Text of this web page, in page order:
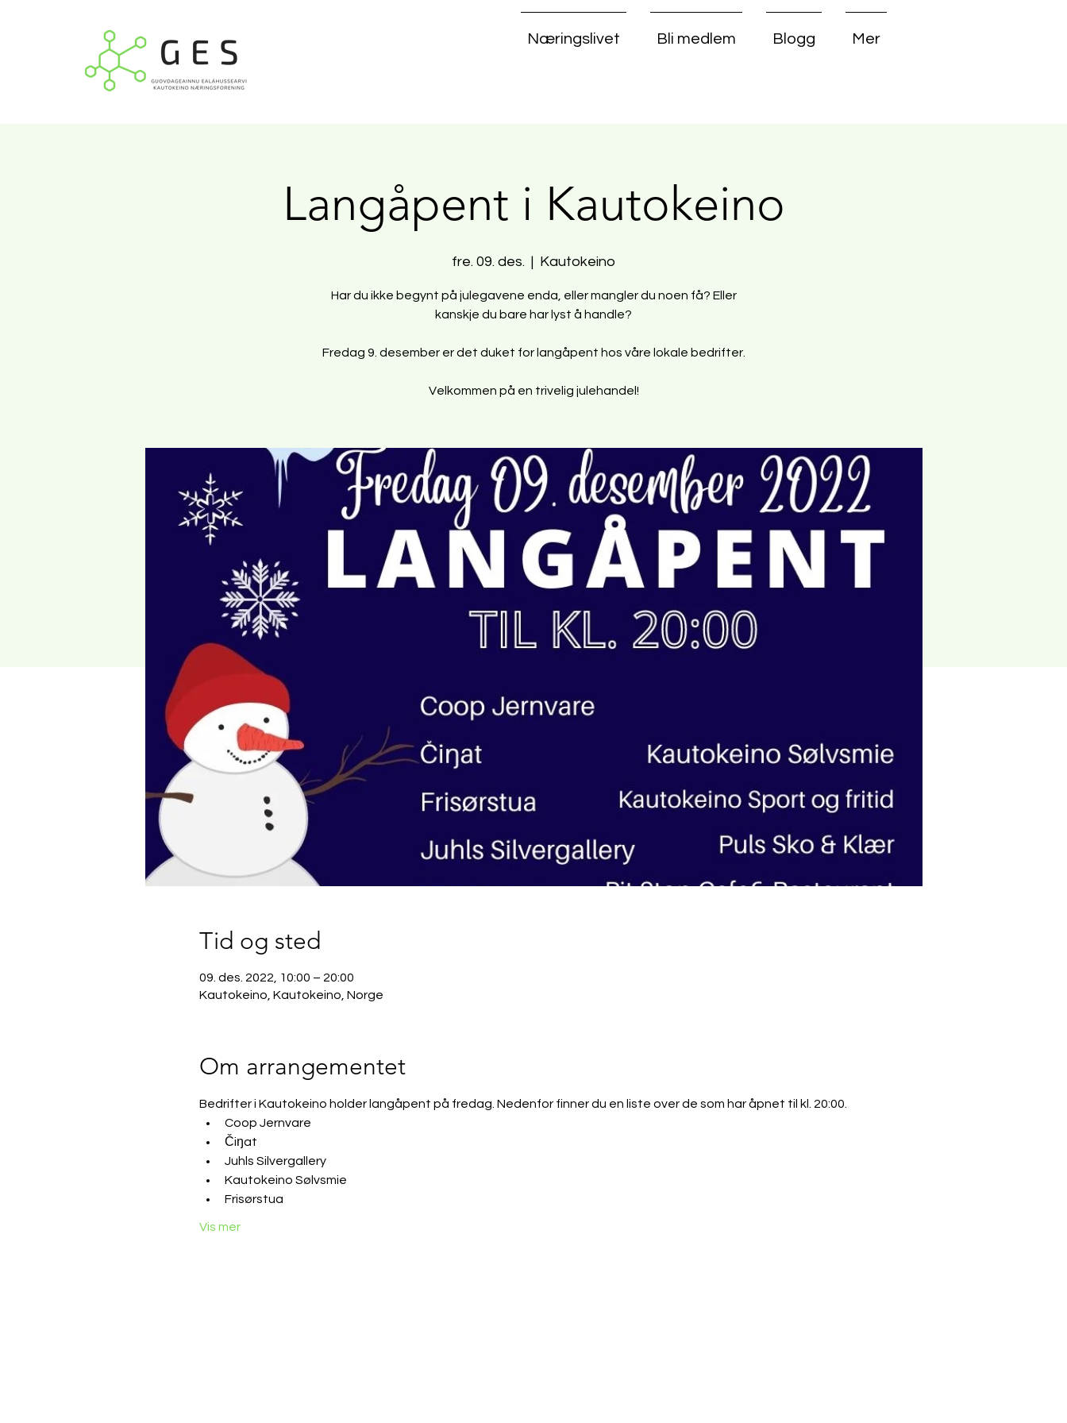
Næringslivet Bli medlem Blogg Mer
Langåpent i Kautokeino
fre. 09. des.
  |
Kautokeino
Har du ikke begynt på julegavene enda, eller mangler du noen få? Eller
kanskje du bare har lyst å handle?
Fredag 9. desember er det duket for langåpent hos våre lokale bedrifter.
Velkommen på en trivelig julehandel!
Tid og sted
09. des. 2022, 10:00 – 20:00
Kautokeino, Kautokeino, Norge
Om arrangementet
Bedrifter i Kautokeino holder langåpent på fredag. Nedenfor finner du en liste over de som har åpnet til kl. 20:00.
Coop Jernvare
Čiŋat
Juhls Silvergallery
Kautokeino Sølvsmie
Frisørstua
Vis mer